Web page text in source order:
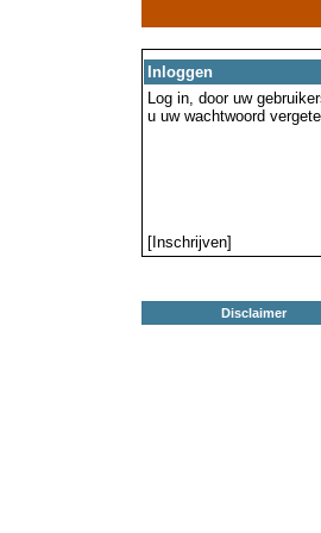
Inloggen
Log in, door uw
u uw wachtwoord
[Inschrijven]
Disclaimer